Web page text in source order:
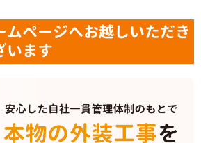
ムページへお越しいただき
います